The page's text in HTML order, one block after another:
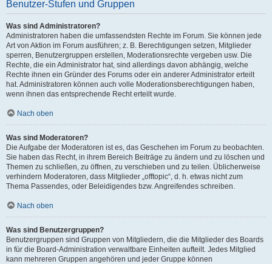
Benutzer-Stufen und Gruppen
Was sind Administratoren?
Administratoren haben die umfassendsten Rechte im Forum. Sie können jede
Art von Aktion im Forum ausführen; z. B. Berechtigungen setzen, Mitglieder
sperren, Benutzergruppen erstellen, Moderationsrechte vergeben usw. Die
Rechte, die ein Administrator hat, sind allerdings davon abhängig, welche
Rechte ihnen ein Gründer des Forums oder ein anderer Administrator erteilt
hat. Administratoren können auch volle Moderationsberechtigungen haben,
wenn ihnen das entsprechende Recht erteilt wurde.
Nach oben
Was sind Moderatoren?
Die Aufgabe der Moderatoren ist es, das Geschehen im Forum zu beobachten.
Sie haben das Recht, in ihrem Bereich Beiträge zu ändern und zu löschen und
Themen zu schließen, zu öffnen, zu verschieben und zu teilen. Üblicherweise
verhindern Moderatoren, dass Mitglieder „offtopic“, d. h. etwas nicht zum
Thema Passendes, oder Beleidigendes bzw. Angreifendes schreiben.
Nach oben
Was sind Benutzergruppen?
Benutzergruppen sind Gruppen von Mitgliedern, die die Mitglieder des Boards
in für die Board-Administration verwaltbare Einheiten aufteilt. Jedes Mitglied
kann mehreren Gruppen angehören und jeder Gruppe können